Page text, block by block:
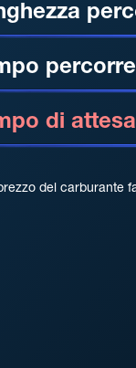
di
del carburante